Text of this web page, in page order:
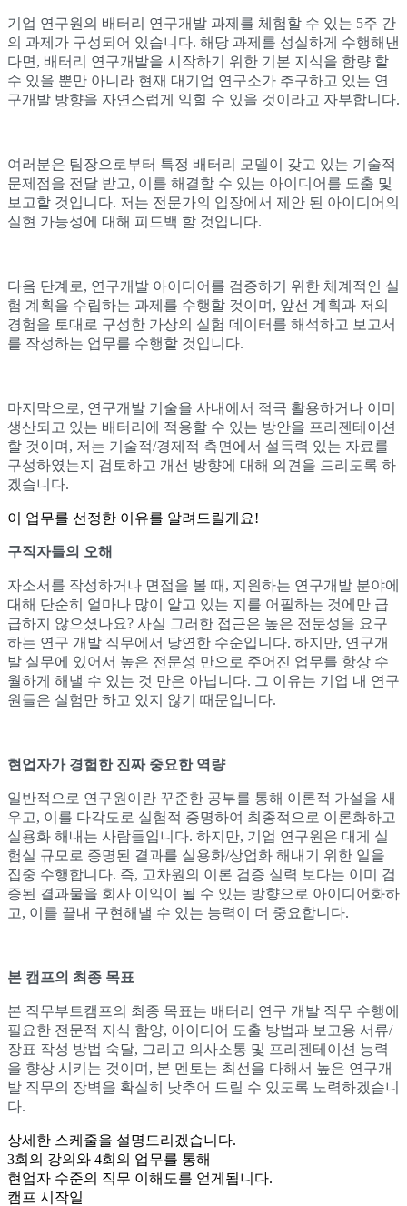
기업 연구원의 배터리 연구개발 과제를 체험할 수 있는 5주 간
의 과제가 구성되어 있습니다. 해당 과제를 성실하게 수행해낸
다면, 배터리 연구개발을 시작하기 위한 기본 지식을 함량 할
수 있을 뿐만 아니라 현재 대기업 연구소가 추구하고 있는 연
구개발 방향을 자연스럽게 익힐 수 있을 것이라고 자부합니다.
여러분은 팀장으로부터 특정 배터리 모델이 갖고 있는 기술적
문제점을 전달 받고, 이를 해결할 수 있는 아이디어를 도출 및
보고할 것입니다. 저는 전문가의 입장에서 제안 된 아이디어의
실현 가능성에 대해 피드백 할 것입니다.
다음 단계로, 연구개발 아이디어를 검증하기 위한 체계적인 실
험 계획을 수립하는 과제를 수행할 것이며, 앞선 계획과 저의
경험을 토대로 구성한 가상의 실험 데이터를 해석하고 보고서
를 작성하는 업무를 수행할 것입니다.
마지막으로, 연구개발 기술을 사내에서 적극 활용하거나 이미
생산되고 있는 배터리에 적용할 수 있는 방안을 프리젠테이션
할 것이며, 저는 기술적/경제적 측면에서 설득력 있는 자료를
구성하였는지 검토하고 개선 방향에 대해 의견을 드리도록 하
겠습니다.
이 업무를 선정한 이유를 알려드릴게요!
구직자들의 오해
자소서를 작성하거나 면접을 볼 때, 지원하는 연구개발 분야에
대해 단순히 얼마나 많이 알고 있는 지를 어필하는 것에만 급
급하지 않으셨나요? 사실 그러한 접근은 높은 전문성을 요구
하는 연구 개발 직무에서 당연한 수순입니다. 하지만, 연구개
발 실무에 있어서 높은 전문성 만으로 주어진 업무를 항상 수
월하게 해낼 수 있는 것 만은 아닙니다. 그 이유는 기업 내 연구
원들은 실험만 하고 있지 않기 때문입니다.
현업자가 경험한 진짜 중요한 역량
일반적으로 연구원이란 꾸준한 공부를 통해 이론적 가설을 새
우고, 이를 다각도로 실험적 증명하여 최종적으로 이론화하고
실용화 해내는 사람들입니다. 하지만, 기업 연구원은 대게 실
험실 규모로 증명된 결과를 실용화/상업화 해내기 위한 일을
집중 수행합니다. 즉, 고차원의 이론 검증 실력 보다는 이미 검
증된 결과물을 회사 이익이 될 수 있는 방향으로 아이디어화하
고, 이를 끝내 구현해낼 수 있는 능력이 더 중요합니다.
본 캠프의 최종 목표
본 직무부트캠프의 최종 목표는 배터리 연구 개발 직무 수행에
필요한 전문적 지식 함양, 아이디어 도출 방법과 보고용 서류/
장표 작성 방법 숙달, 그리고 의사소통 및 프리젠테이션 능력
을 향상 시키는 것이며, 본 멘토는 최선을 다해서 높은 연구개
발 직무의 장벽을 확실히 낮추어 드릴 수 있도록 노력하겠습니
다.
상세한 스케줄을 설명드리겠습니다.
3회의 강의와 4회의 업무를 통해
현업자 수준의 직무 이해도를 얻게됩니다.
캠프 시작일